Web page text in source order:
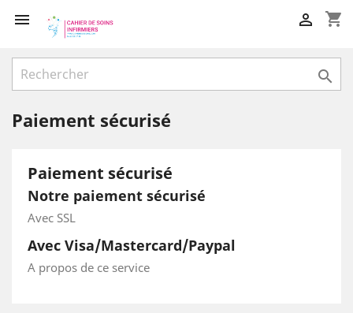
 shopping_cart


Paiement sécurisé
Paiement sécurisé
Notre paiement sécurisé
Avec SSL
Avec Visa/Mastercard/Paypal
A propos de ce service